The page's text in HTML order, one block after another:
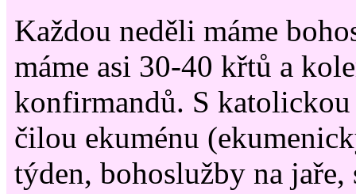
Každou neděli máme
máme asi 30-40 křtů a
konfirmandů. S
čilou ekuménu
týden, bohoslužby na jaře,